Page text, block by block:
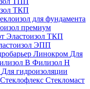
ТКП
для фундамента
премиум
Эластоизол ТКП
ЭПП
Линокром Для
В Филизол Н
Для гидроизоляции
Стеклофлекс Стекломаст